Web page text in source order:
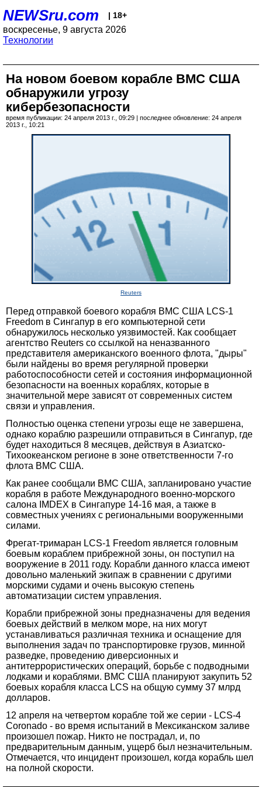
NEWSru.com | 18+
воскресенье, 9 августа 2026
Технологии
На новом боевом корабле ВМС США
обнаружили угрозу
кибербезопасности
время публикации: 24 апреля 2013 г., 09:29 | последнее обновление: 24 апреля
2013 г., 10:21
Reuters
Перед отправкой боевого корабля ВМС США LCS-1
Freedom в Сингапур в его компьютерной сети
обнаружилось несколько уязвимостей. Как сообщает
агентство Reuters со ссылкой на неназванного
представителя американского военного флота, "дыры"
были найдены во время регулярной проверки
работоспособности сетей и состояния информационной
безопасности на военных кораблях, которые в
значительной мере зависят от современных систем
связи и управления.
Полностью оценка степени угрозы еще не завершена,
однако кораблю разрешили отправиться в Сингапур, где
будет находиться 8 месяцев, действуя в Азиатско-
Тихоокеанском регионе в зоне ответственности 7-го
флота ВМС США.
Как ранее сообщали ВМС США, запланировано участие
корабля в работе Международного военно-морского
салона IMDEX в Сингапуре 14-16 мая, а также в
совместных учениях с региональными вооруженными
силами.
Фрегат-тримаран LCS-1 Freedom является головным
боевым кораблем прибрежной зоны, он поступил на
вооружение в 2011 году. Корабли данного класса имеют
довольно маленький экипаж в сравнении с другими
морскими судами и очень высокую степень
автоматизации систем управления.
Корабли прибрежной зоны предназначены для ведения
боевых действий в мелком море, на них могут
устанавливаться различная техника и оснащение для
выполнения задач по транспортировке грузов, минной
разведке, проведению диверсионных и
антитеррористических операций, борьбе с подводными
лодками и кораблями. ВМС США планируют закупить 52
боевых корабля класса LCS на общую сумму 37 млрд
долларов.
12 апреля на четвертом корабле той же серии - LCS-4
Coronado - во время испытаний в Мексиканском заливе
произошел пожар. Никто не пострадал, и, по
предварительным данным, ущерб был незначительным.
Отмечается, что инцидент произошел, когда корабль шел
на полной скорости.